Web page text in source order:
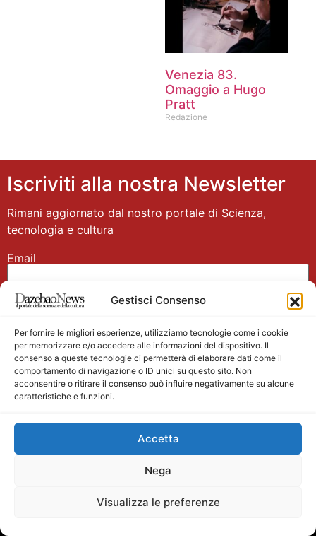
Gestisci Consenso
Per fornire le migliori esperienze, utilizziamo tecnologie come i cookie
per memorizzare e/o accedere alle informazioni del dispositivo. Il
consenso a queste tecnologie ci permetterà di elaborare dati come il
comportamento di navigazione o ID unici su questo sito. Non
acconsentire o ritirare il consenso può influire negativamente su alcune
caratteristiche e funzioni.
Accetta
Nega
Visualizza le preferenze
Venezia 83.
Omaggio a Hugo
Pratt
Redazione
Iscriviti alla nostra Newsletter
Rimani aggiornato dal nostro portale di Scienza,
tecnologia e cultura
Email
Nome
Main partner
Testata giornalistica registrata presso il Tribunale di